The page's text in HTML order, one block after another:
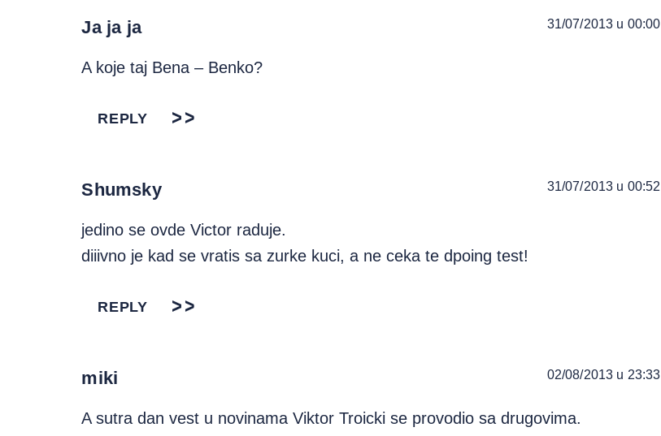
Ja ja ja 31/07/2013 u 00:00
A koje taj Bena – Benko?
REPLY
Shumsky 31/07/2013 u 00:52
jedino se ovde Victor raduje.
diiivno je kad se vratis sa zurke kuci, a ne ceka te dpoing test!
REPLY
miki 02/08/2013 u 23:33
A sutra dan vest u novinama Viktor Troicki se provodio sa drugovima.